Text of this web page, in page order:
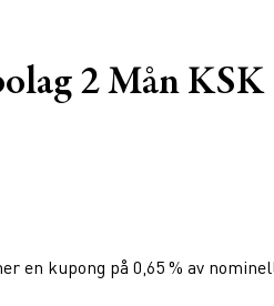
2 Mån KSK
en kupong på 0,65 % av